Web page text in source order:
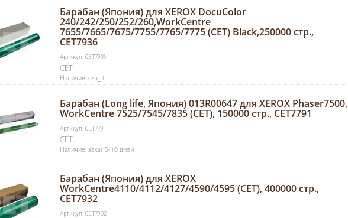
Барабан (Япония) для XEROX DocuColor
240/242/250/252/260,WorkCentre
7655/7665/7675/7755/7765/7775 (CET) Black,250000 стр.,
CET7936
Артикул: CET7936
CET
Наличие: скл_1
Барабан (Long life, Япония) 013R00647 для XEROX Phaser7500,
WorkCentre 7525/7545/7835 (CET), 150000 стр., CET7791
Артикул: CET7791
CET
Наличие: заказ 5-10 дней
Барабан (Япония) для XEROX
WorkCentre4110/4112/4127/4590/4595 (CET), 400000 стр.,
CET7932
Артикул: CET7932